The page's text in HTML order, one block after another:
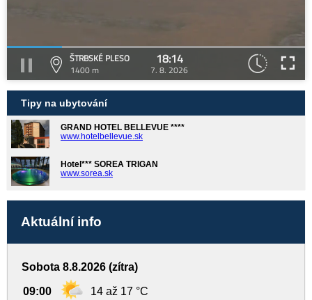
ŠTRBSKÉ PLESO
1400 m
18:14
7. 8. 2026
Tipy na ubytování
GRAND HOTEL BELLEVUE ****
www.hotelbellevue.sk
Hotel*** SOREA TRIGAN
www.sorea.sk
Aktuální info
Sobota 8.8.2026 (zítra)
09:00 14 až 17 °C